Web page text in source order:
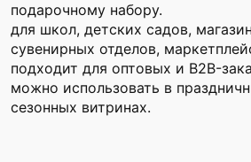
подарочному набору.
для школ, детских садов,
сувенирных отделов,
подходит для оптовых и B2B-
можно использовать в
сезонных витринах.